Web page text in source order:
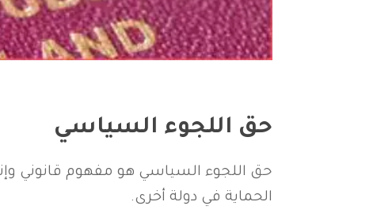
حق اللجوء السياسي
حق اللجوء السياسي هو مفهوم قانوني
الحماية في دولة أخرى.